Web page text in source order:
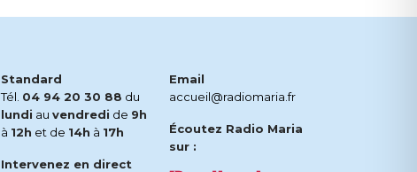
Standard
Tél. 04 94 20 30 88 du
lundi au vendredi de 9h
à 12h et de 14h à 17h
Intervenez en direct
Email
accueil@radiomaria.fr
Écoutez Radio Maria
sur :